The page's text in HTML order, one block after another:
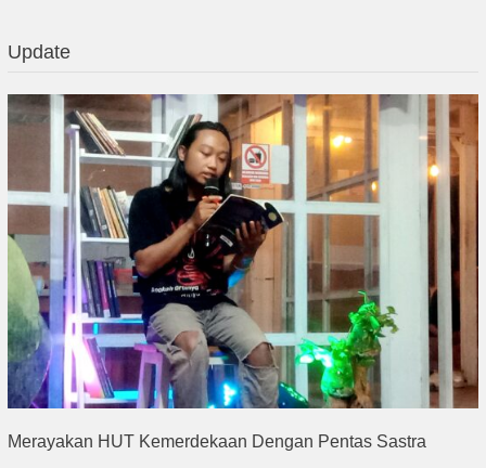
Update
Merayakan HUT Kemerdekaan Dengan Pentas Sastra